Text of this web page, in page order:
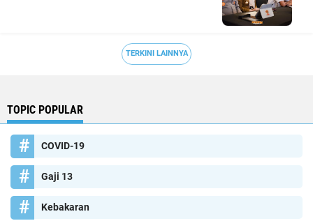
TERKINI LAINNYA
TOPIC POPULAR
COVID-19
Gaji 13
Kebakaran